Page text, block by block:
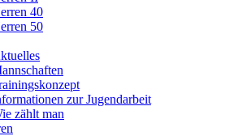
40
50
zur Jugendarbeit
zählt man